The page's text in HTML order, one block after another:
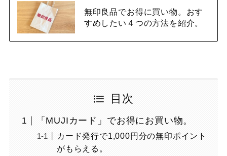
無印良品でお得に買い物。おす
すめしたい４つの方法を紹介。
目次
「MUJIカード」でお得にお買い物。
カード発行で1,000円分の無印ポイント
がもらえる。